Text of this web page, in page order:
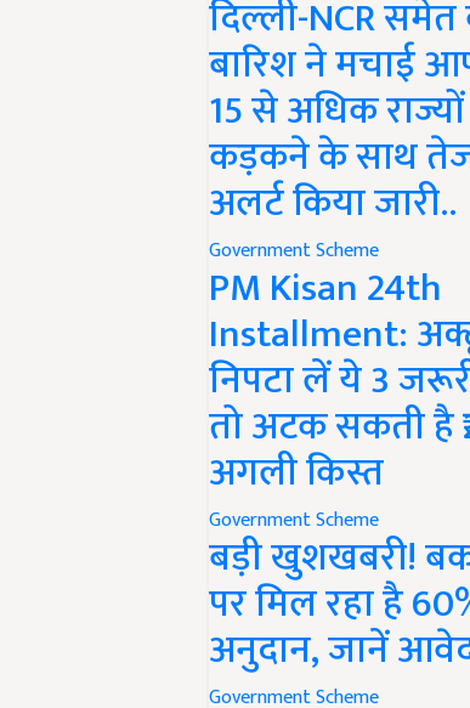
दिल्ली-NCR
बारिश ने मचाई
15 से अधिक
कड़कने के साथ तेज
अलर्ट किया जारी..
Government Scheme
PM Kisan 24th
Installment:
निपटा लें ये 3
तो अटक सकती है
अगली किस्त
Government Scheme
बड़ी खुशखबरी!
पर मिल रहा है
अनुदान, जानें
Government Scheme